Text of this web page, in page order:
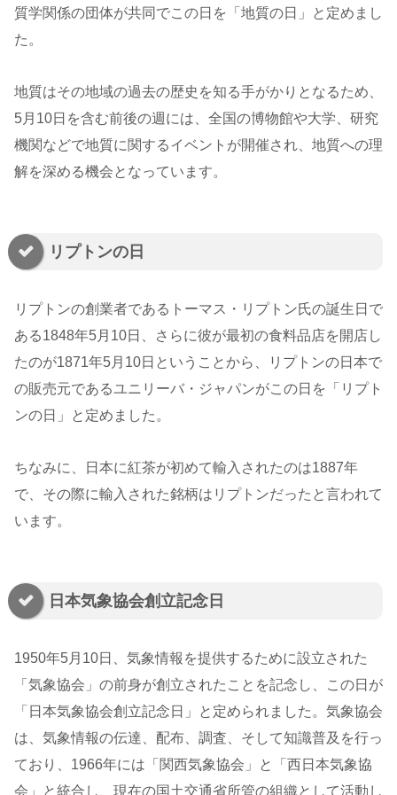
質学関係の団体が共同でこの日を「地質の日」と定めまし
た。
地質はその地域の過去の歴史を知る手がかりとなるため、
5月10日を含む前後の週には、全国の博物館や大学、研究
機関などで地質に関するイベントが開催され、地質への理
解を深める機会となっています。
リプトンの日
リプトンの創業者であるトーマス・リプトン氏の誕生日で
ある1848年5月10日、さらに彼が最初の食料品店を開店し
たのが1871年5月10日ということから、リプトンの日本で
の販売元であるユニリーバ・ジャパンがこの日を「リプト
ンの日」と定めました。
ちなみに、日本に紅茶が初めて輸入されたのは1887年
で、その際に輸入された銘柄はリプトンだったと言われて
います。
日本気象協会創立記念日
1950年5月10日、気象情報を提供するために設立された
「気象協会」の前身が創立されたことを記念し、この日が
「日本気象協会創立記念日」と定められました。気象協会
は、気象情報の伝達、配布、調査、そして知識普及を行っ
ており、1966年には「関西気象協会」と「西日本気象協
会」と統合し、現在の国土交通省所管の組織として活動し